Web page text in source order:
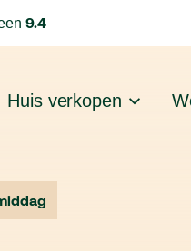
9.4
Huis verkopen